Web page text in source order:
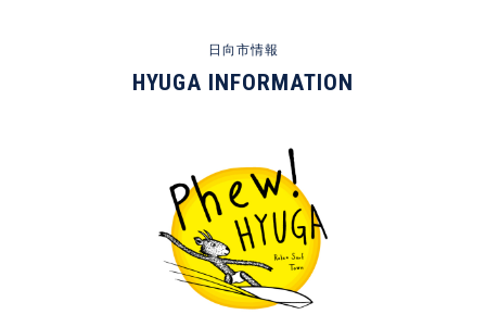
日向市情報
HYUGA INFORMATION